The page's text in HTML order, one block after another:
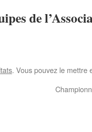
de
. Vous pouvez le mettre